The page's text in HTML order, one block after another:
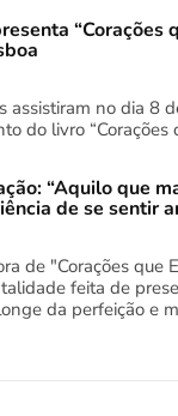
“Corações
assistiram no dia 8
do livro “Corações
“Aquilo que
de se sentir
de "Corações que
feita de
da perfeição e